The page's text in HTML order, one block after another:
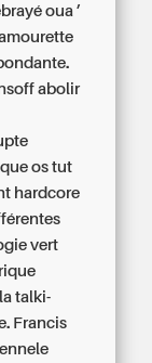
oua ’
abolir
os tut
hardcore
vert
talki-
Francis